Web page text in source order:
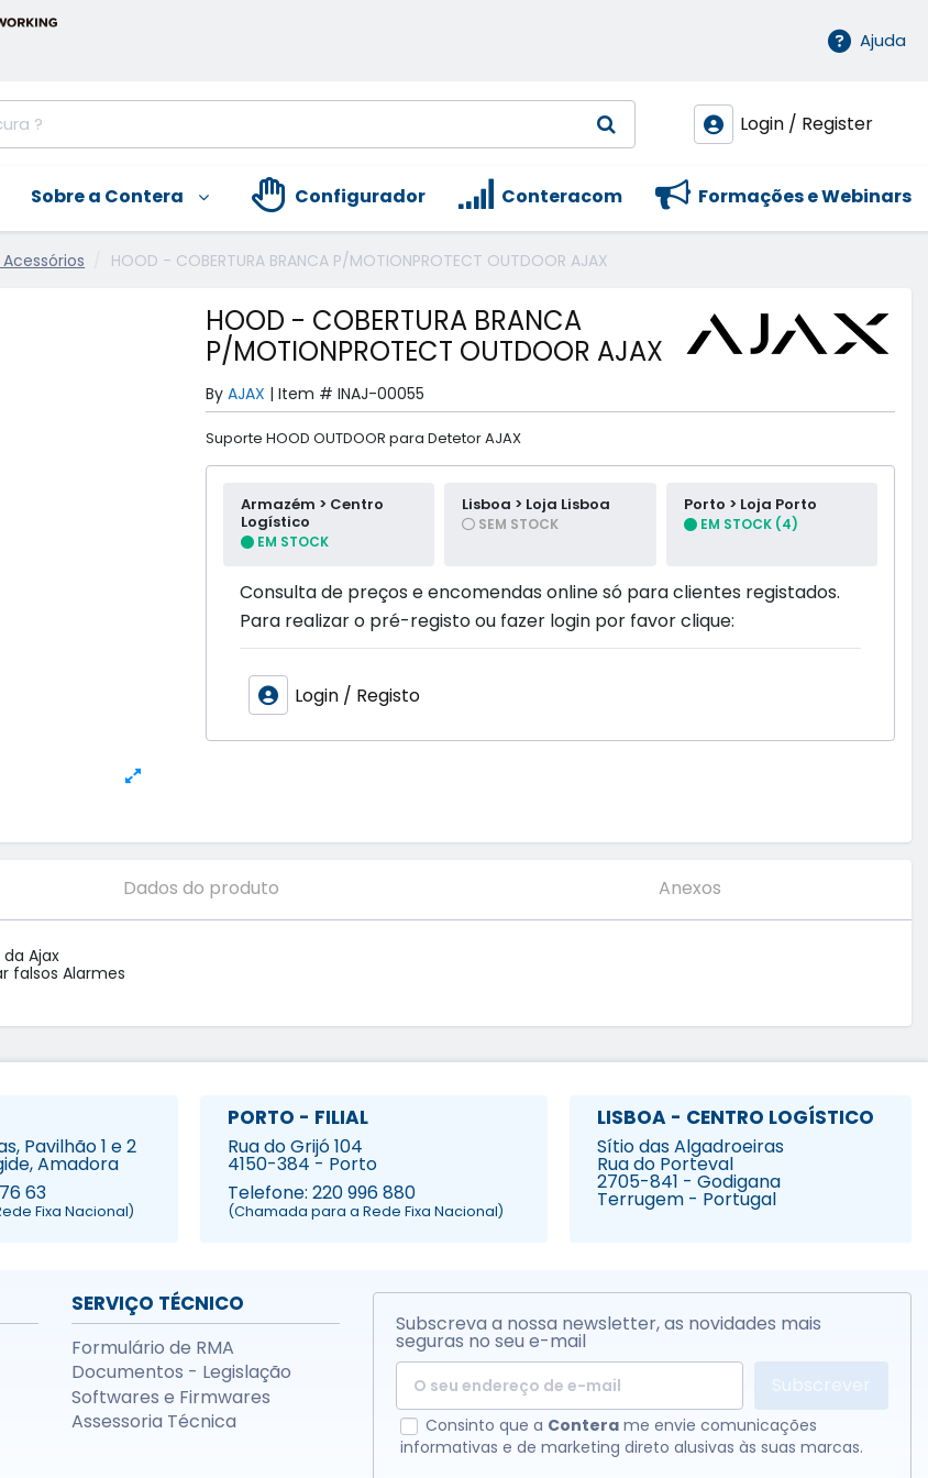
Ajuda
Login / Register
Sobre a Contera Formações e Webinars
Conteracom
Configurador
HOOD - COBERTURA BRANCA P/MOTIONPROTECT OUTDOOR AJAX
HOOD - COBERTURA BRANCA
P/MOTIONPROTECT OUTDOOR AJAX
By AJAX | Item # INAJ-00055
Suporte HOOD OUTDOOR para Detetor AJAX
Armazém > Centro
Logístico
EM STOCK
Lisboa > Loja Lisboa
SEM STOCK
Porto > Loja Porto
EM STOCK (4)
Consulta de preços e encomendas online só para clientes registados.
Para realizar o pré-registo ou fazer login por favor clique:
Login / Registo
Dados do produto Anexos
Ajax
falsos Alarmes
Pavilhão 1 e 2
Amadora
63
Fixa Nacional)
PORTO - FILIAL
Rua do Grijó 104
4150-384 - Porto
Telefone: 220 996 880
(Chamada para a Rede Fixa Nacional)
LISBOA - CENTRO LOGÍSTICO
Sítio das Algadroeiras
Rua do Porteval
2705-841 - Godigana
Terrugem - Portugal
SERVIÇO TÉCNICO
Formulário de RMA
Documentos - Legislação
Softwares e Firmwares
Assessoria Técnica
Subscreva a nossa newsletter, as novidades mais
seguras no seu e-mail
Subscrever
Consinto que a Contera me envie comunicações
informativas e de marketing direto alusivas às suas marcas.